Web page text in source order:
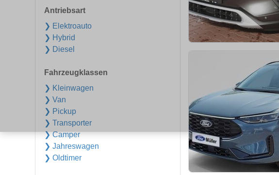
Antriebsart
❯ Elektroauto
❯ Hybrid
❯ Diesel
Fahrzeugklassen
❯ Kleinwagen
❯ Van
❯ Pickup
❯ Transporter
❯ Camper
❯ Jahreswagen
❯ Oldtimer